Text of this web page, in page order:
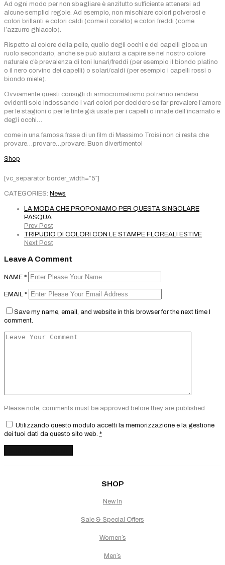
Ad ogni modo per non sbagliare è anzitutto sufficiente attenersi ad
alcune semplici regole. Ad esempio, non mischiare colori polverosi e
colori brillanti e colori caldi (come il corallo) e colori freddi (come
l’azzurro ghiaccio).
Rispetto al colore della pelle, quello degli occhi e dei capelli gioca un
ruolo secondario, anche se può aiutarci a capire se nel nostro colore
naturale c’è prevalenza di toni lunari/freddi (per esempio il biondo platino
o il nero corvino dei capelli) o solari/caldi (per esempio i capelli rossi o
biondo miele).
Ovviamente questi consigli di armocromatismo potranno rendersi
evidenti solo indossando i vari colori per decidere se far prevalere l’amore
per le stagioni o per le tinte già usate per i capelli o innate dell’incarnato e
degli occhi…
come in una famosa frase di un film di Massimo Troisi non ci resta che
provare…provare…provare. Buon divertimento!
Shop
[vc_separator border_width=”5″]
CATEGORIES: News
LA MODA CHE PROPONIAMO PER QUESTA SINGOLARE
PASQUA
Prev Post
TRIPUDIO DI COLORI CON LE STAMPE FLOREALI ESTIVE
Next Post
Leave A Comment
NAME *
EMAIL *
Save my name, email, and website in this browser for the next time I
comment.
Please note, comments must be approved before they are published
Utilizzando questo modulo accetti la memorizzazione e la gestione
dei tuoi dati da questo sito web. *
SHOP
New In
Sale & Special Offers
Women`s
Men`s